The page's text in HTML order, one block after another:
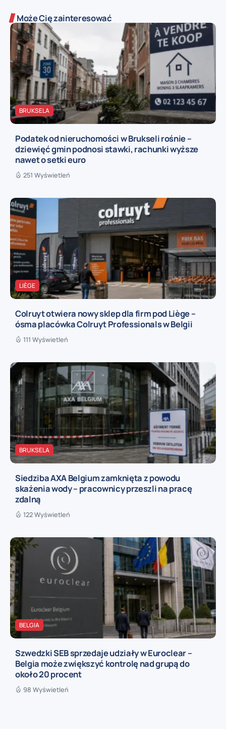
Może Cię zainteresować
BRUKSELA
Podatek od nieruchomości w Brukseli rośnie –
dziewięć gmin podnosi stawki, rachunki wyższe
nawet o setki euro
251 Wyświetleń
LIÈGE
Colruyt otwiera nowy sklep dla firm pod Liège –
ósma placówka Colruyt Professionals w Belgii
111 Wyświetleń
BRUKSELA
Siedziba AXA Belgium zamknięta z powodu
skażenia wody – pracownicy przeszli na pracę
zdalną
122 Wyświetleń
BELGIA
Szwedzki SEB sprzedaje udziały w Euroclear –
Belgia może zwiększyć kontrolę nad grupą do
około 20 procent
98 Wyświetleń